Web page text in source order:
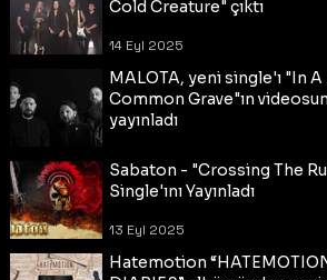
Cold Creature" çıktı
14 Eyl 2025
MALOTA, yeni single'ı "In A
Common Grave"ın
yayınladı
Sabaton - "Crossing The
Single'ını Yayınladı
13 Eyl 2025
Hatemotion